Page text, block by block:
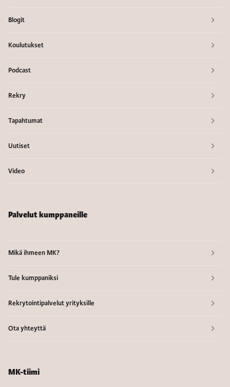
Blogit
Koulutukset
Podcast
Rekry
Tapahtumat
Uutiset
Video
Palvelut kumppaneille
Mikä ihmeen MK?
Tule kumppaniksi
Rekrytointipalvelut yrityksille
Ota yhteyttä
MK-tiimi